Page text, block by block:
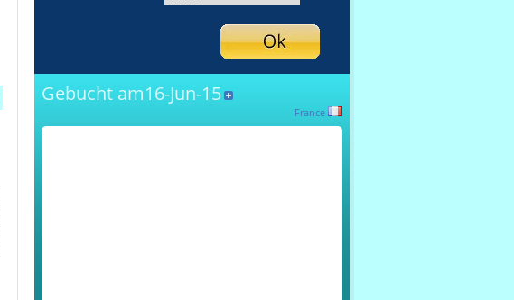
Gebucht am16-Jun-15
France